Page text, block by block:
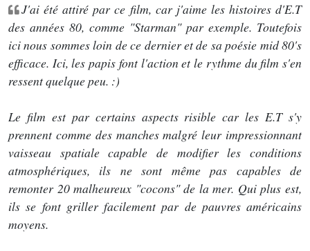
J'ai été attiré par ce film, car j'aime les histoires d'E.T
des années 80, comme "Starman" par exemple. Toutefois
ici nous sommes loin de ce dernier et de sa poésie mid 80's
efficace. Ici, les papis font l'action et le rythme du film s'en
ressent quelque peu. :)
Le film est par certains aspects risible car les E.T s'y
prennent comme des manches malgré leur impressionnant
vaisseau spatiale capable de modifier les conditions
atmosphériques, ils ne sont même pas capables de
remonter 20 malheureux "cocons" de la mer. Qui plus est,
ils se font griller facilement par de pauvres américains
moyens.